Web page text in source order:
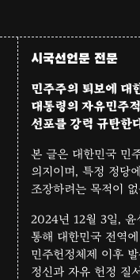
시국선언문 전문
민주주의 퇴보에 대
대통령의 자유민주
선포를 강력 규탄한
본 글은 대한민국 민
의지이며, 특정 정당
조장하려는 목적이
2024년 12월 3일, 윤
통해 대한민국 전역
민주헌정체제 이후
정신과 자유 헌정 질